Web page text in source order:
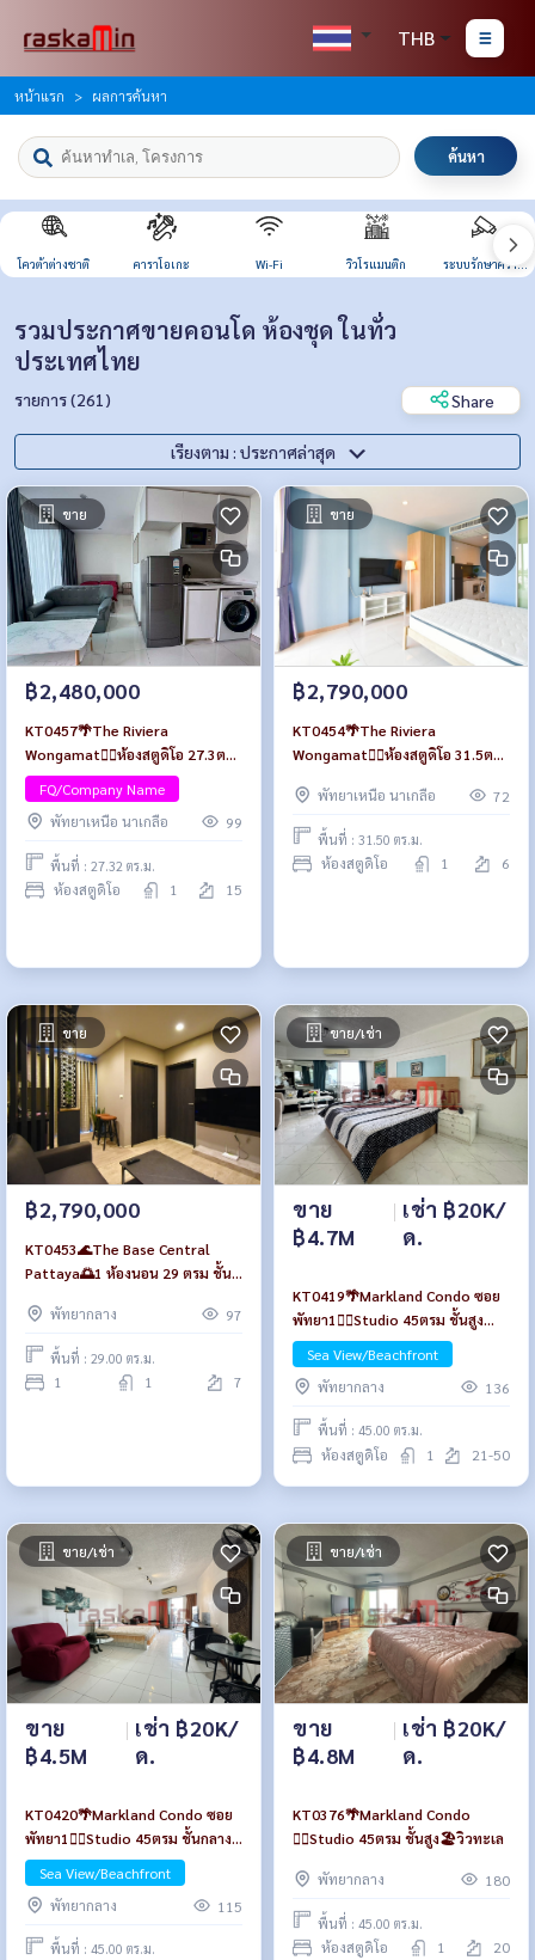
THB
หน้าแรก ผลการค้นหา
ค้นหา
โควต้าต่างชาติ คาราโอเกะ Wi-Fi วิวโรแมนติก ระบบรักษาความ
รวมประกาศขายคอนโด ห้องชุด ในทั่ว
ประเทศไทย
รายการ (261) Share
เรียงตาม : ประกาศล่าสุด
ขาย
฿2,480,000
KT0457🌴The Riviera
Wongamat🏄‍♂️ห้องสตูดิโอ 27.3ตรม
ตึก B ชั้น 15🏖️วิวเมือง พร้อม
เฟอร์นิเจอร์
FQ/Company Name
พัทยาเหนือ นาเกลือ
99
พื้นที่ : 27.32 ตร.ม.
ห้องสตูดิโอ 1 15
ขาย
฿2,790,000
KT0454🌴The Riviera
Wongamat🏄‍♂️ห้องสตูดิโอ 31.5ตรม
เฟอร์นิเจอร์
พัทยาเหนือ นาเกลือ 72
พื้นที่ : 31.50 ตร.ม.
ห้องสตูดิโอ 1 6
ขาย
฿2,790,000
KT0453🌊The Base Central
Pattaya🌅1 ห้องนอน 29 ตรม ชั้น
พัทยากลาง
97
พื้นที่ : 29.00 ตร.ม.
1 1 7
ขาย/เช่า
ขาย
฿4.7M
| เช่า ฿20K/
ด.
KT0419🌴Markland Condo ซอย
พัทยา1🏄‍♂️Studio 45ตรม ชั้นสูง🏖️
วิวทะเล
Sea View/Beachfront
พัทยากลาง
136
พื้นที่ : 45.00 ตร.ม.
ห้องสตูดิโอ 1 21-50
ขาย/เช่า
ขาย
฿4.5M
| เช่า ฿20K/
ด.
KT0420🌴Markland Condo ซอย
พัทยา1🏄‍♂️Studio 45ตรม ชั้นกลาง
🏖️วิวทะเล
Sea View/Beachfront
พัทยากลาง
115
พื้นที่ : 45.00 ตร.ม.
ขาย/เช่า
ขาย
฿4.8M
| เช่า ฿20K/
ด.
KT0376🌴Markland Condo
🏄‍♂️Studio 45ตรม ชั้นสูง🏖️วิวทะเล
พัทยากลาง 180
พื้นที่ : 45.00 ตร.ม.
ห้องสตูดิโอ 1 20